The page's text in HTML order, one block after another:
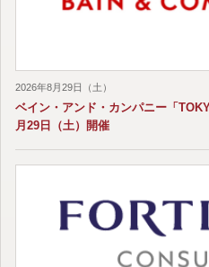
2026年8月29日（土）
ベイン・アンド・カンパニー「
月29日（土）開催